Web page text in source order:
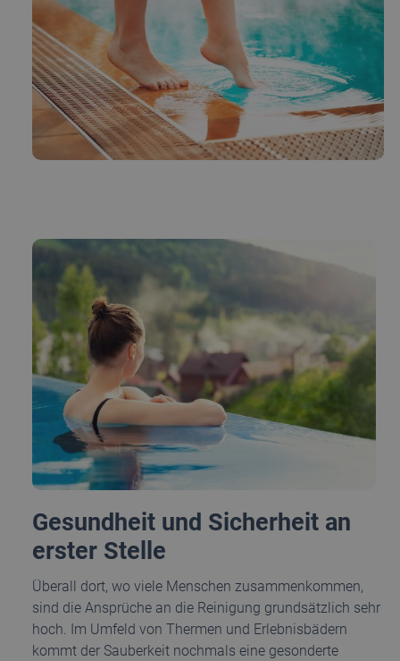
Gesundheit und Sicherheit an
erster Stelle
Überall dort, wo viele Menschen zusammenkommen,
sind die Ansprüche an die Reinigung grundsätzlich sehr
hoch. Im Umfeld von Thermen und Erlebnisbädern
kommt der Sauberkeit nochmals eine gesonderte